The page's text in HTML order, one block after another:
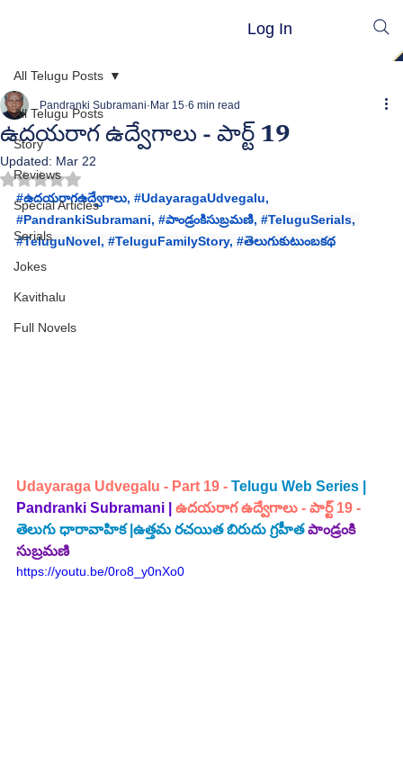
Log In
All Telugu Posts
Story
Reviews
Special Articles
Serials
Jokes
Kavithalu
Full Novels
All Telugu Posts
ఉదయరాగ ఉద్వేగాలు - పార్ట్ 19
Pandranki Subramani Mar 15 6 min read
Updated: Mar 22
Rated NaN out of 5 stars.
#ఉదయరాగఉద్వేగాలు, #UdayaragaUdvegalu,
#PandrankiSubramani, #పాండ్రంకిసుబ్రమణి, #TeluguSerials,
#TeluguNovel, #TeluguFamilyStory, #తెలుగుకుటుంబకథ
Udayaraga Udvegalu - Part 19 - Telugu Web Series |
Pandranki Subramani | ఉదయరాగ ఉద్వేగాలు - పార్ట్ 19 -
తెలుగు ధారావాహిక |ఉత్తమ రచయిత బిరుదు గ్రహీత పాండ్రంకి
సుబ్రమణి
https://youtu.be/0ro8_y0nXo0